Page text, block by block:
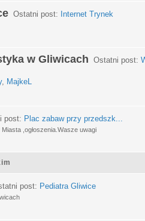
Ostatni post: Internet Trynek
w Gliwicach Ostatni post:
, MajkeL
post: Plac zabaw przy przedszk...
,ogłoszenia.Wasze uwagi
post: Pediatra Gliwice